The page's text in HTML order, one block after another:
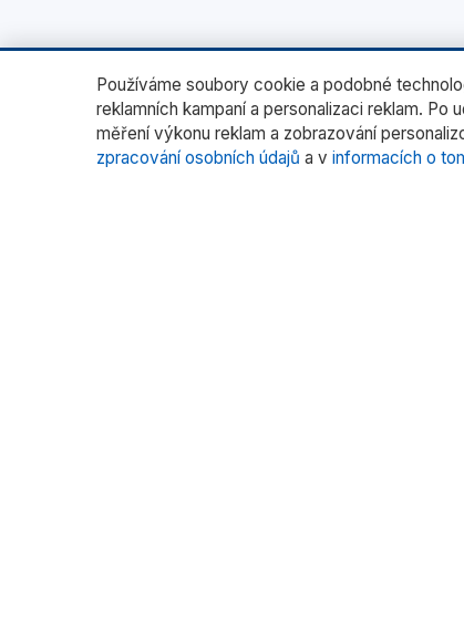
Používáme soubory cookie a podobné
reklamních kampaní a personalizaci reklam. Po
měření výkonu reklam a zobrazování
zpracování osobních údajů a v informacích o